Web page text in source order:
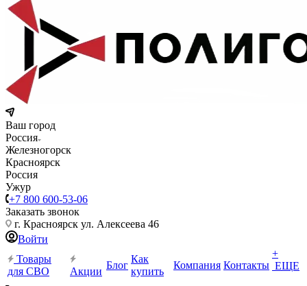
Ваш город
Россия
Железногорск
Красноярск
Россия
Ужур
+7 800 600-53-06
Заказать звонок
г. Красноярск ул. Алексеева 46
Войти
Товары
для СВО
Акции
Блог
Как
купить
Компания Контакты
+
ЕЩЕ